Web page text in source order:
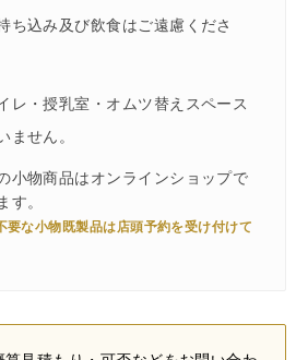
ち込み及び飲食はご遠慮くださ
レ・授乳室・オムツ替えスペース
ません。
小物商品はオンラインショップで
す。
な小物既製品は店頭予約を受け付けて